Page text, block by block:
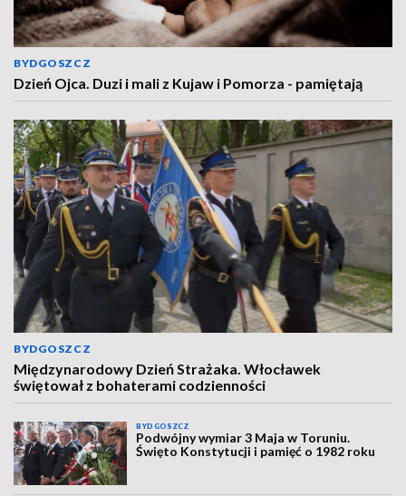
BYDGOSZCZ
Dzień Ojca. Duzi i mali z Kujaw i Pomorza - pamiętają
BYDGOSZCZ
Międzynarodowy Dzień Strażaka. Włocławek
świętował z bohaterami codzienności
BYDGOSZCZ
Podwójny wymiar 3 Maja w Toruniu.
Święto Konstytucji i pamięć o 1982 roku